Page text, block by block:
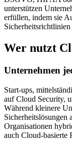
unterstützen
erfüllen, indem sie
Sicherheitsrichtlinien
Wer nutzt
Unternehmen
Start-ups,
auf Cloud Security,
Während kleinere
Sicherheitslösungen
Organisationen
auch Cloud-basierte